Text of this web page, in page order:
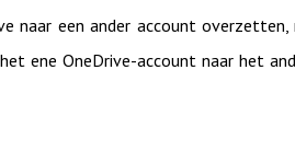
naar een ander account overzetten,
ene OneDrive-account naar het